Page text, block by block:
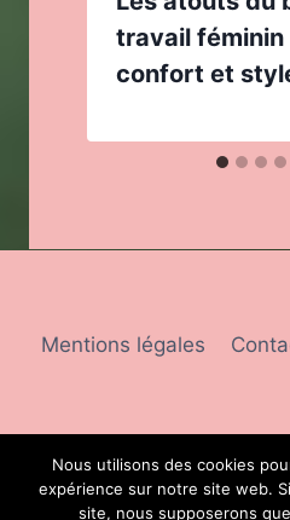
travail féminin
confort et
Mentions légales
© 2026
Nous utilisons des cookies
expérience sur notre site web.
site, nous supposerons